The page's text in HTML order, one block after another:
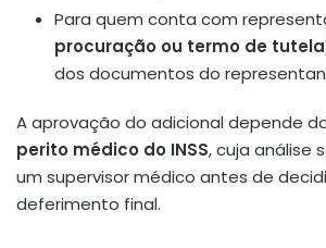
Para quem conta com
procuração ou termo de
dos documentos do
A aprovação do adicional depende
perito médico do INSS, cuja análise
um supervisor médico antes de
deferimento final.